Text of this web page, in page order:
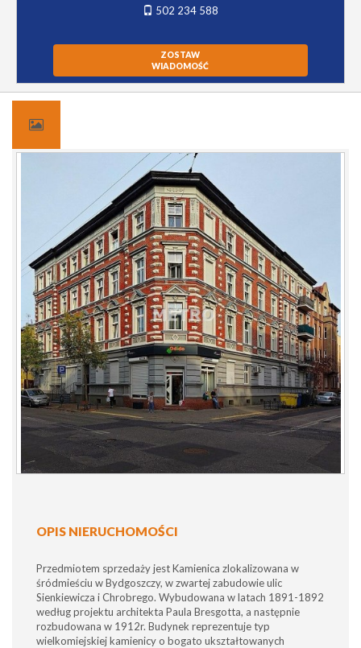
502 234 588
ZOSTAW
WIADOMOŚĆ
OPIS NIERUCHOMOŚCI
Przedmiotem sprzedaży jest Kamienica zlokalizowana w
śródmieściu w Bydgoszczy, w zwartej zabudowie ulic
Sienkiewicza i Chrobrego. Wybudowana w latach 1891-1892
według projektu architekta Paula Bresgotta, a następnie
rozbudowana w 1912r. Budynek reprezentuje typ
wielkomiejskiej kamienicy o bogato ukształtowanych